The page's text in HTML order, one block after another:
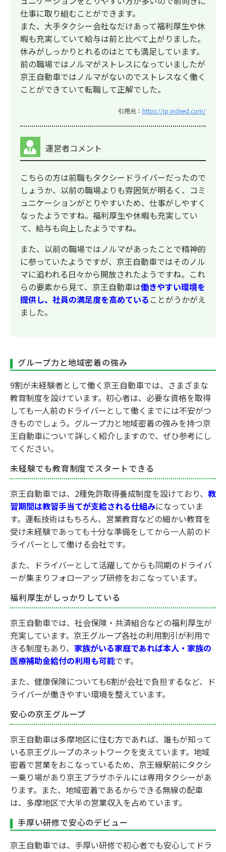
仕事に取り組むことができます。
また、大手タクシー会社なだけあって福利厚生や休
暇も充実していて給与は前と比べて上がりました。
休みがしっかりとれるのはとても満足しています。
前の職場ではノルマがストレスになっていましたが
京王自動車ではノルマがないのでストレスなく働く
ことができていて転職して正解でした。
引用元： https://jp.indeed.com/
運営者コメント
こちらの方は前職もタクシードライバーだったので
しょうか、以前の職場よりも雰囲気が明るく、コミ
ュニケーションがとりやすいため、仕事がしやすく
なったようですね。福利厚生や休暇も充実してい
て、給与も向上したようですね。
また、以前の職場ではノルマがあったことで精神的
に参っていたようですが、京王自動車ではそのノル
マに追われる日々から開放されたようですね。これ
らの要素から見て、京王自動車は働きやすい環境を
提供し、社員の満足度を高めている ことがうかがえ
ました。
グループ力と地域密着の強み
9割が未経験者として働く京王自動車では、さまざまな
教育制度を設けています。初心者は、必要な資格を取得
しても一人前のドライバーとして働くまでには不安がつ
きものでしょう。グループ力と地域密着の強みを持つ京
王自動車について詳しく紹介しますので、ぜひ参考にし
てください。
未経験でも教育制度でスタートできる
京王自動車では、2種免許取得養成制度を設けており、 教
習期間は教習手当てが支給される仕組みになっていま
す。運転技術はもちろん、営業教育などの細かい教育を
受け未経験であっても十分な準備をしてから一人前のド
ライバーとして働ける会社です。
また、ドライバーとして活躍してからも同期のドライバ
ーが集まりフォローアップ研修をおこなっています。
福利厚生がしっかりしている
京王自動車では、社会保険・共済組合などの福利厚生が
充実しています。京王グループ各社の利用割引が利用で
きる制度もあり、 家族がいる家庭であれば本人・家族の
医療補助金給付の利用も可能です。
また、健康保険についても6割が会社で負担するなど、ド
ライバーが働きやすい環境を整えています。
安心の京王グループ
京王自動車は多摩地区に住む方であれば、誰もが知って
いる京王グループのネットワークを支えています。地域
密着で営業をおこなっているため、京王線駅前にタクシ
ー乗り場があり京王プラザホテルには専用タクシーがあ
ります。また、地域密着であるからできる無線の配車
は、多摩地区で大半の営業収入を占めています。
手厚い研修で安心のデビュー
京王自動車では、手厚い研修で初心者でも安心してドラ